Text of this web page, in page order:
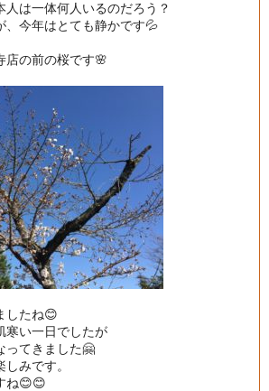
人は一体何人いるのだろう？
、今年はとても静かです💦
店の前の桜です🌸
したね😊
寒い一日でしたが
ってきました🤗
みです。
ね😊😊